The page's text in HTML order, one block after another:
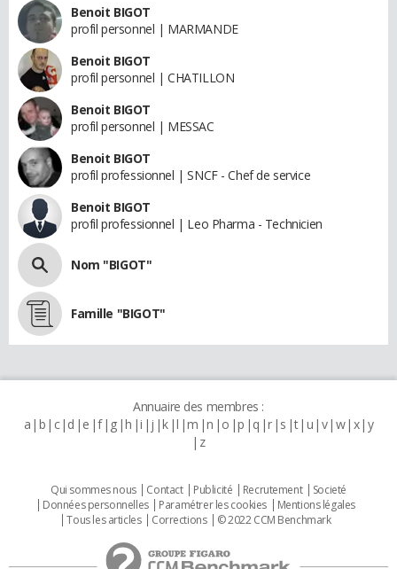
Benoit BIGOT
profil personnel | MARMANDE
Benoit BIGOT
profil personnel | CHATILLON
Benoit BIGOT
profil personnel | MESSAC
Benoit BIGOT
profil professionnel | SNCF - Chef de service
Benoit BIGOT
profil professionnel | Leo Pharma - Technicien
Nom "BIGOT"
Famille "BIGOT"
Annuaire des membres :
a b c d e f g h i j k l m n o p q r s t u v w x y
z
Qui sommes nous Contact Publicité Recrutement
Societé
Données personnelles
Paramétrer les cookies
Mentions légales
Tous les articles
Corrections © 2022 CCM Benchmark